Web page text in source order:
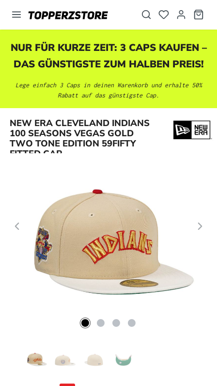
springen
NUR FÜR KURZE ZEIT: 3 CAPS KAUFEN –
DAS GÜNSTIGSTE ZUM HALBEN PREIS!
Lege einfach 3 Caps in deinen Warenkorb und erhalte 50%
Rabatt auf das günstigste Cap.
NEW ERA CLEVELAND INDIANS
100 SEASONS VEGAS GOLD
TWO TONE EDITION 59FIFTY
FITTED CAP
Bildergalerie überspringen